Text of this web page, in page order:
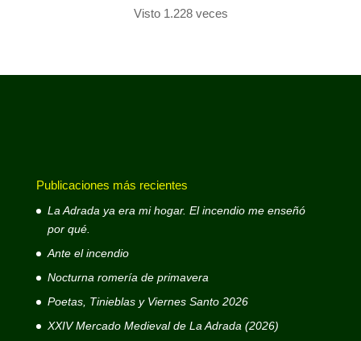
Visto 1.228 veces
Publicaciones más recientes
La Adrada ya era mi hogar. El incendio me enseñó
por qué.
Ante el incendio
Nocturna romería de primavera
Poetas, Tinieblas y Viernes Santo 2026
XXIV Mercado Medieval de La Adrada (2026)